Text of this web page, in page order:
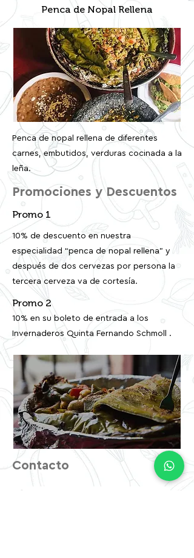
Penca de Nopal Rellena
Penca de nopal rellena de diferentes
carnes, embutidos, verduras cocinada a la
leña.
Promociones y Descuentos
Promo 1
10% de descuento en nuestra
especialidad “penca de nopal rellena” y
después de dos cervezas por persona la
tercera cerveza va de cortesía.
Promo 2
10% en su boleto de entrada a los
Invernaderos Quinta Fernando Schmoll .
Contacto